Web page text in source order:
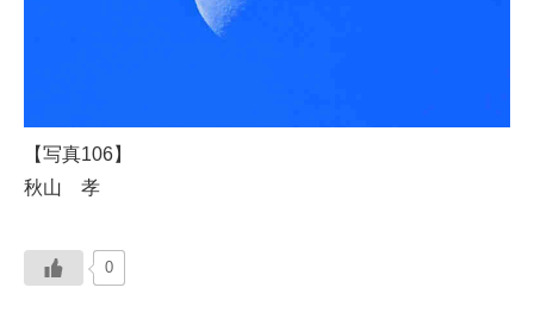
【写真106】
秋山 孝
0